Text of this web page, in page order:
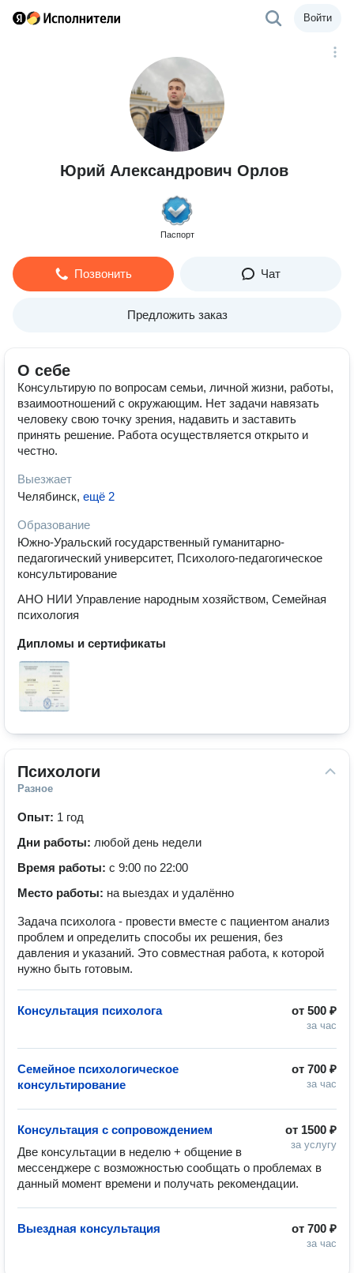
Войти
Юрий Александрович Орлов
Паспорт
Позвонить Чат
Предложить заказ
О себе
Консультирую по вопросам семьи, личной жизни, работы,
взаимоотношений с окружающим. Нет задачи навязать
человеку свою точку зрения, надавить и заставить
принять решение. Работа осуществляется открыто и
честно.
Выезжает
Челябинск, ещё 2
Образование
Южно-Уральский государственный гуманитарно-
педагогический университет, Психолого-педагогическое
консультирование
АНО НИИ Управление народным хозяйством, Семейная
психология
Дипломы и сертификаты
Психологи
Разное
Опыт: 1 год
Дни работы: любой день недели
Время работы: с 9:00 по 22:00
Место работы: на выездах и удалённо
Задача психолога - провести вместе с пациентом анализ
проблем и определить способы их решения, без
давления и указаний. Это совместная работа, к которой
нужно быть готовым.
от 500 ₽
за час
Консультация психолога
от 700 ₽
за час
Семейное психологическое
консультирование
от 1500 ₽
за услугу
Консультация с сопровождением
Две консультации в неделю + общение в
мессенджере с возможностью сообщать о проблемах в
данный момент времени и получать рекомендации.
от 700 ₽
за час
Выездная консультация